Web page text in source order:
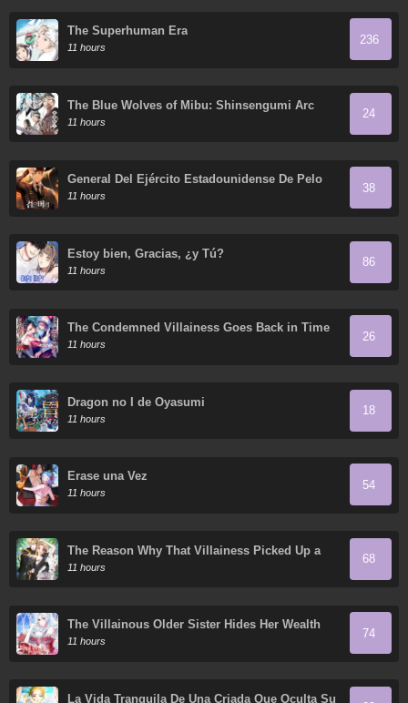
The Superhuman Era
11 hours
236
The Blue Wolves of Mibu: Shinsengumi Arc
11 hours
24
General Del Ejército Estadounidense De Pelo
Negro
11 hours
38
Estoy bien, Gracias, ¿y Tú?
11 hours
86
The Condemned Villainess Goes Back in Time
and Aims to Become the Ultimate Villain
11 hours
26
Dragon no I de Oyasumi
11 hours
18
Érase una Vez
11 hours
54
The Reason Why That Villainess Picked Up a
Sword
11 hours
68
The Villainous Older Sister Hides Her Wealth
11 hours
74
La Vida Tranquila De Una Criada Que Oculta Su